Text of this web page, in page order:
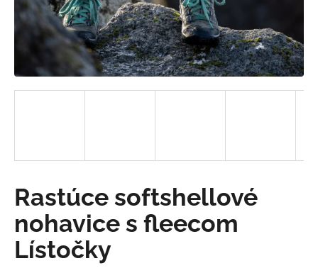
Rastúce softshellové
nohavice s fleecom
Lístočky
á
j
s
ť
?
HĽADAŤ
O
d
p